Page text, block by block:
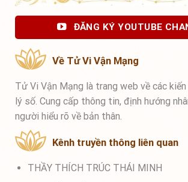
ĐĂNG KÝ YOUTUBE
Về Tử Vi Vận Mạng
Tử Vi Vận Mạng là trang web về các
lý số. Cung cấp thông tin, định hướng
người hiểu rõ về bản thân.
Kênh truyền thông liên quan
THẦY THÍCH TRÚC THÁI MINH